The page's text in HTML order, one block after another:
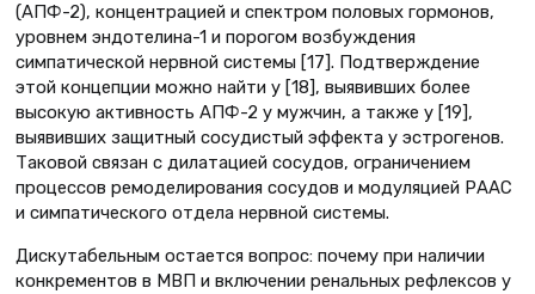
(АПФ-2), концентрацией и спектром половых гормонов,
уровнем эндотелина-1 и порогом возбуждения
симпатической нервной системы [17]. Подтверждение
этой концепции можно найти у [18], выявивших более
высокую активность АПФ-2 у мужчин, а также у [19],
выявивших защитный сосудистый эффекта у эстрогенов.
Таковой связан с дилатацией сосудов, ограничением
процессов ремоделирования сосудов и модуляцией РААС
и симпатического отдела нервной системы.
Дискутабельным остается вопрос: почему при наличии
конкрементов в МВП и включении ренальных рефлексов у